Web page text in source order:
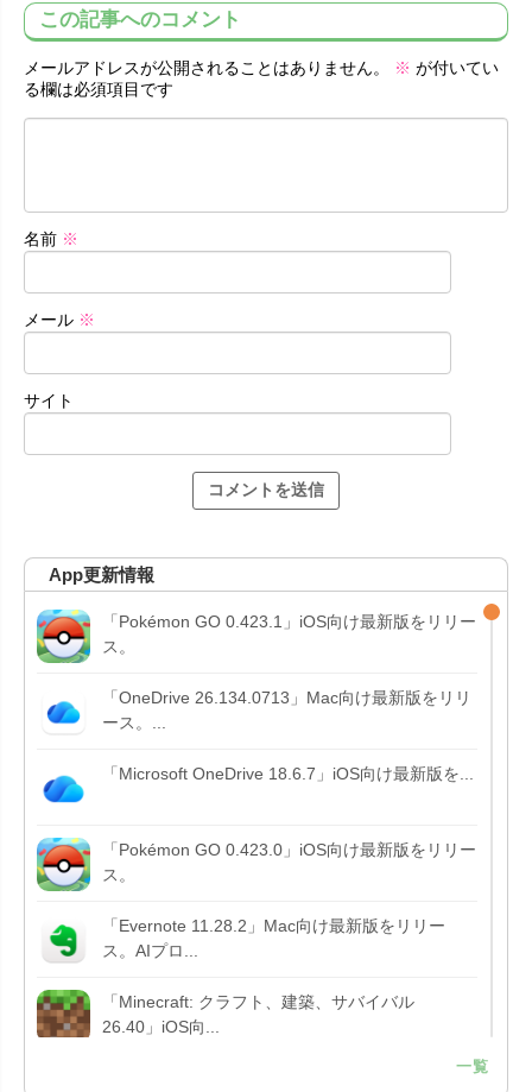
この記事へのコメント
メールアドレスが公開されることはありません。 ※ が付いてい
る欄は必須項目です
名前 ※
メール ※
サイト
App更新情報
「Pokémon GO 0.423.1」iOS向け最新版をリリー
ス。
「OneDrive 26.134.0713」Mac向け最新版をリリ
ース。...
「Microsoft OneDrive 18.6.7」iOS向け最新版を...
「Pokémon GO 0.423.0」iOS向け最新版をリリー
ス。
「Evernote 11.28.2」Mac向け最新版をリリー
ス。AIプロ...
「Minecraft: クラフト、建築、サバイバル
26.40」iOS向...
一覧